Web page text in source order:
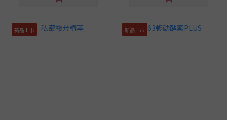
新品上市 新品上市